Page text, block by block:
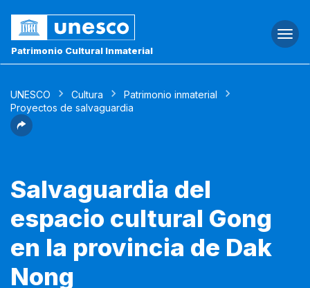
Patrimonio Cultural Inmaterial
UNESCO Cultura
Patrimonio inmaterial
Proyectos de salvaguardia
Salvaguardia del
espacio cultural Gong
en la provincia de Dak
Nong